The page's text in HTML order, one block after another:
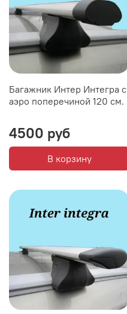
Багажник Интер Интегра с
аэро поперечиной 120 см.
4500 руб
В корзину